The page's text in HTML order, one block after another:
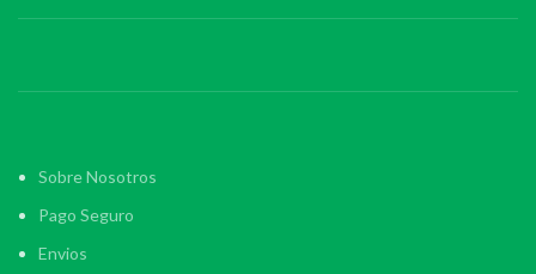
Sobre Nosotros
Pago Seguro
Envios